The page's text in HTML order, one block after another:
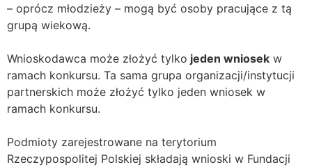
– oprócz młodzieży – mogą być osoby pracujące z tą
grupą wiekową.
Wnioskodawca może złożyć tylko jeden wniosek w
ramach konkursu. Ta sama grupa organizacji/instytucji
partnerskich może złożyć tylko jeden wniosek w
ramach konkursu.
Podmioty zarejestrowane na terytorium
Rzeczypospolitej Polskiej składają wnioski w Fundacji